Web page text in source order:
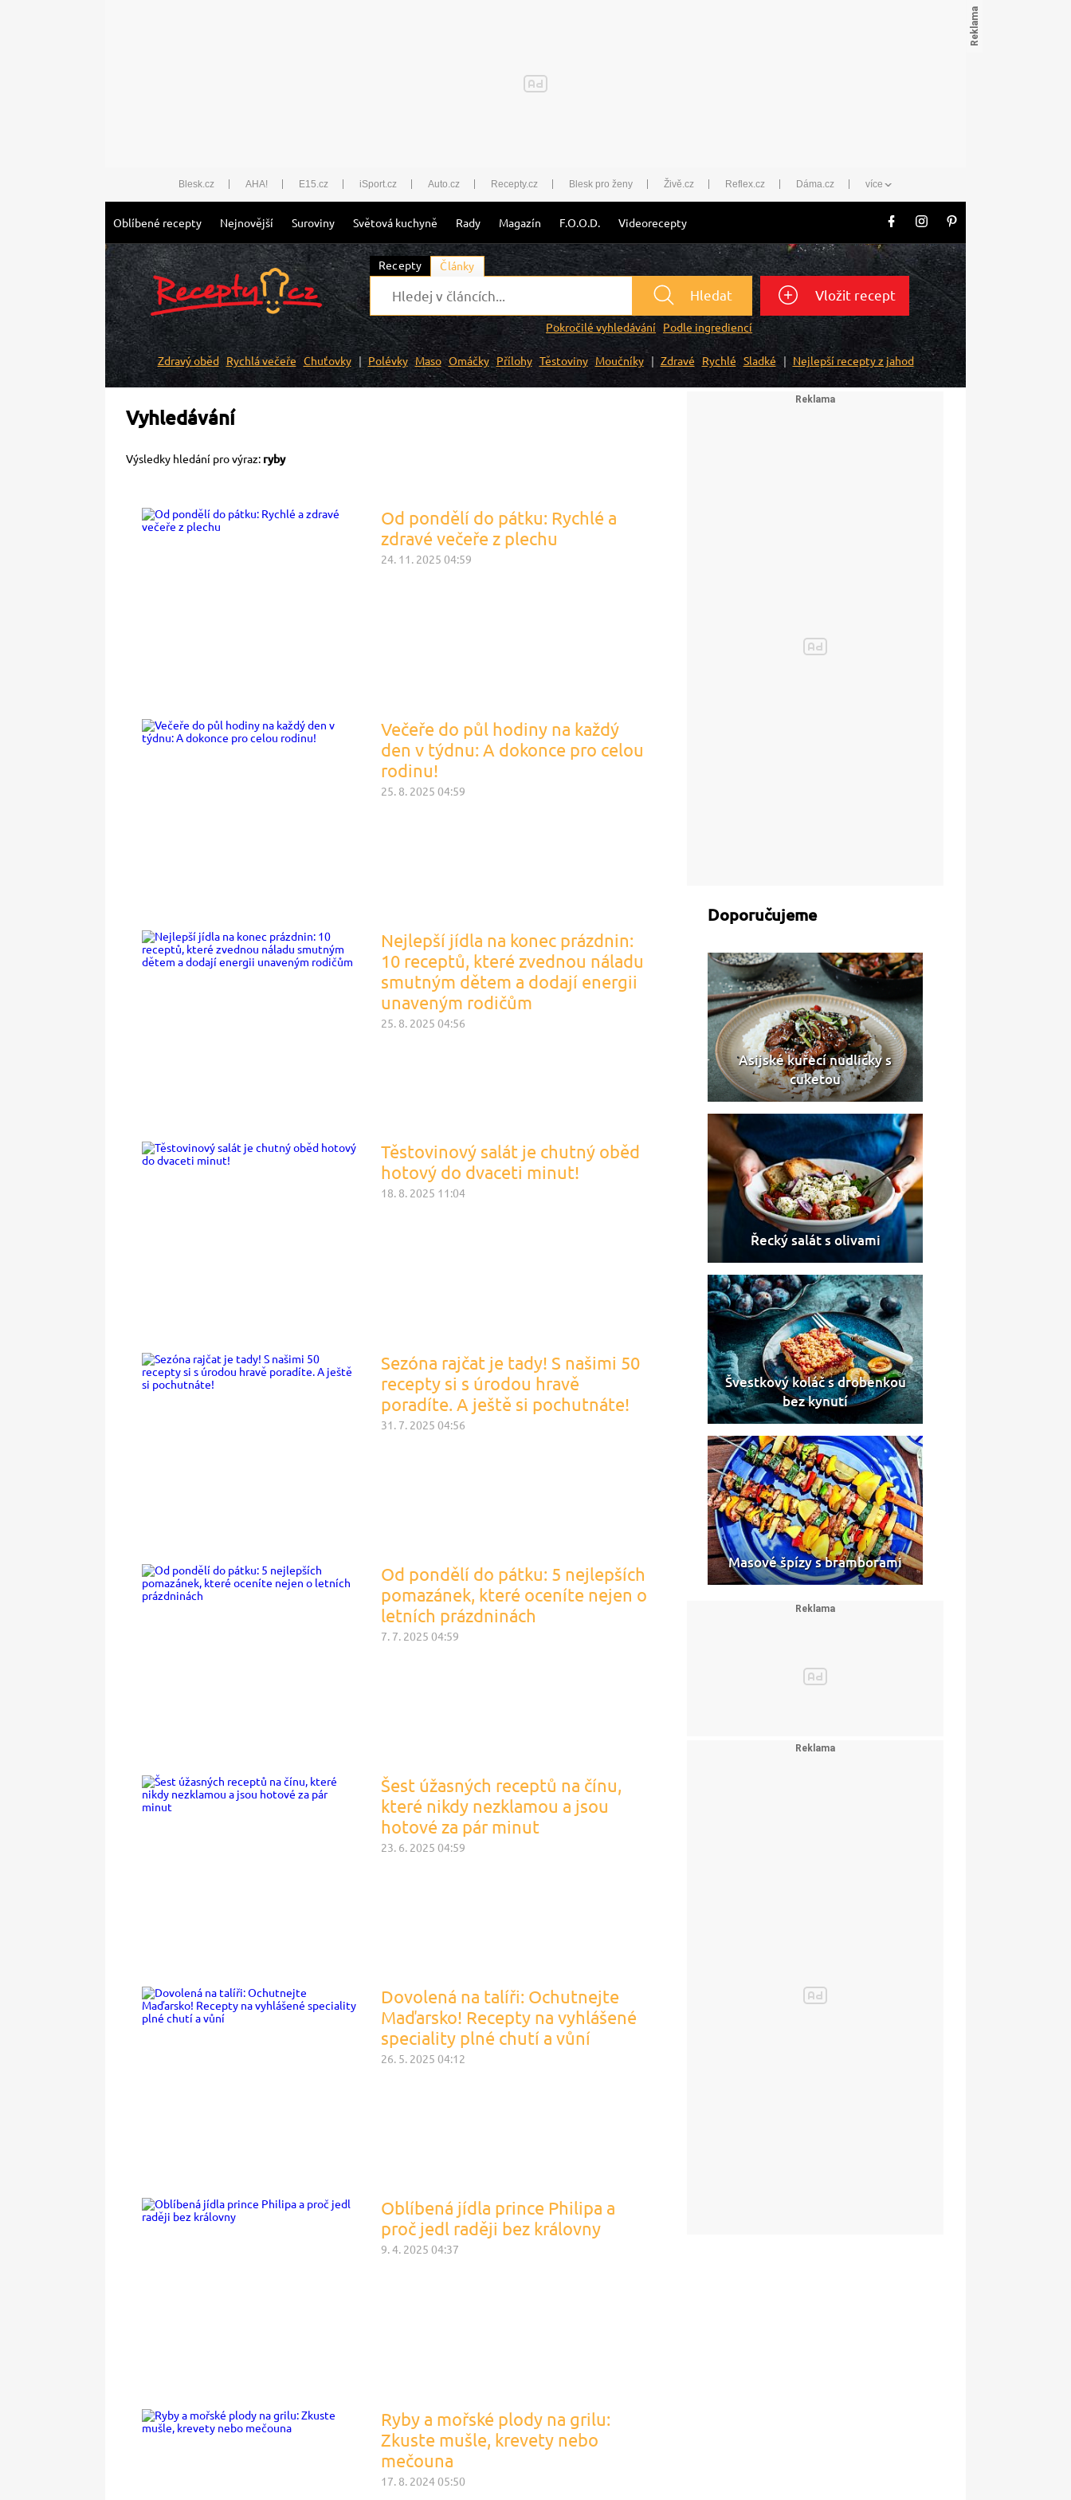
Blesk.cz AHA! E15.cz iSport.cz Auto.cz Recepty.cz Blesk pro ženy Živě.cz Reflex.cz Dáma.cz více
Oblíbené recepty Nejnovější Suroviny Světová kuchyně Rady Magazín F.O.O.D. Videorecepty
Recepty Články
Hledat
Pokročilé vyhledávání Podle ingrediencí
Vložit recept
Zdravý oběd Rychlá večeře Chuťovky Polévky Maso Omáčky Přílohy Těstoviny Moučníky Zdravé Rychlé Sladké Nejlepší recepty z jahod
Vyhledávání
Výsledky hledání pro výraz: ryby
Od pondělí do pátku: Rychlé a
zdravé večeře z plechu
24. 11. 2025 04:59
Večeře do půl hodiny na každý
den v týdnu: A dokonce pro celou
rodinu!
25. 8. 2025 04:59
Nejlepší jídla na konec prázdnin:
10 receptů, které zvednou náladu
smutným dětem a dodají energii
unaveným rodičům
25. 8. 2025 04:56
Těstovinový salát je chutný oběd
hotový do dvaceti minut!
18. 8. 2025 11:04
Sezóna rajčat je tady! S našimi 50
recepty si s úrodou hravě
poradíte. A ještě si pochutnáte!
31. 7. 2025 04:56
Od pondělí do pátku: 5 nejlepších
pomazánek, které oceníte nejen o
letních prázdninách
7. 7. 2025 04:59
Šest úžasných receptů na čínu,
které nikdy nezklamou a jsou
hotové za pár minut
23. 6. 2025 04:59
Dovolená na talíři: Ochutnejte
Maďarsko! Recepty na vyhlášené
speciality plné chutí a vůní
26. 5. 2025 04:12
Oblíbená jídla prince Philipa a
proč jedl raději bez královny
9. 4. 2025 04:37
Ryby a mořské plody na grilu:
Zkuste mušle, krevety nebo
mečouna
17. 8. 2024 05:50
Doporučujeme
Asijské kuřecí nudličky s
cuketou
Řecký salát s olivami
Švestkový koláč s drobenkou
bez kynutí
Masové špízy s bramborami